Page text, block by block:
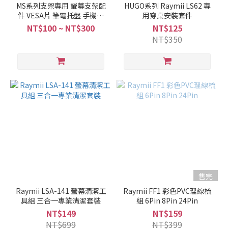
MS系列支架專用 螢幕支架配
件 VESA片 筆電托盤 手機平
板夾
NT$100 ~ NT$300
HUGO系列 Raymii LS62 專
用穿桌安裝套件
NT$125
NT$350
Raymii LSA-141 螢幕清潔工
具組 三合一專業清潔套裝
NT$149
NT$699
售完
Raymii FF1 彩色PVC理線梳
組 6Pin 8Pin 24Pin
NT$159
NT$399